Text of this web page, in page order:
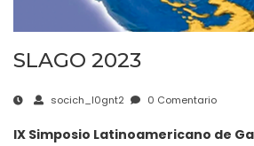
SLAGO 2023
socich_l0gnt2 0 Comentario
IX Simposio Latinoamericano de